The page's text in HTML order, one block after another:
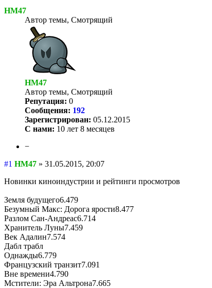
HM47
Автор темы, Смотрящий
HM47
Автор темы, Смотрящий
Репутация: 0
Сообщения: 192
Зарегистрирован: 05.12.2015
С нами: 10 лет 8 месяцев
−
#1 HM47 » 31.05.2015, 20:07
Новинки киноиндустрии и рейтинги просмотров
Земля будущего6.479
Безумный Макс: Дорога ярости8.477
Разлом Сан-Андреас6.714
Хранитель Луны7.459
Век Адалин7.574
Дабл трабл
Однажды6.779
Французский транзит7.091
Вне времени4.790
Мстители: Эра Альтрона7.665